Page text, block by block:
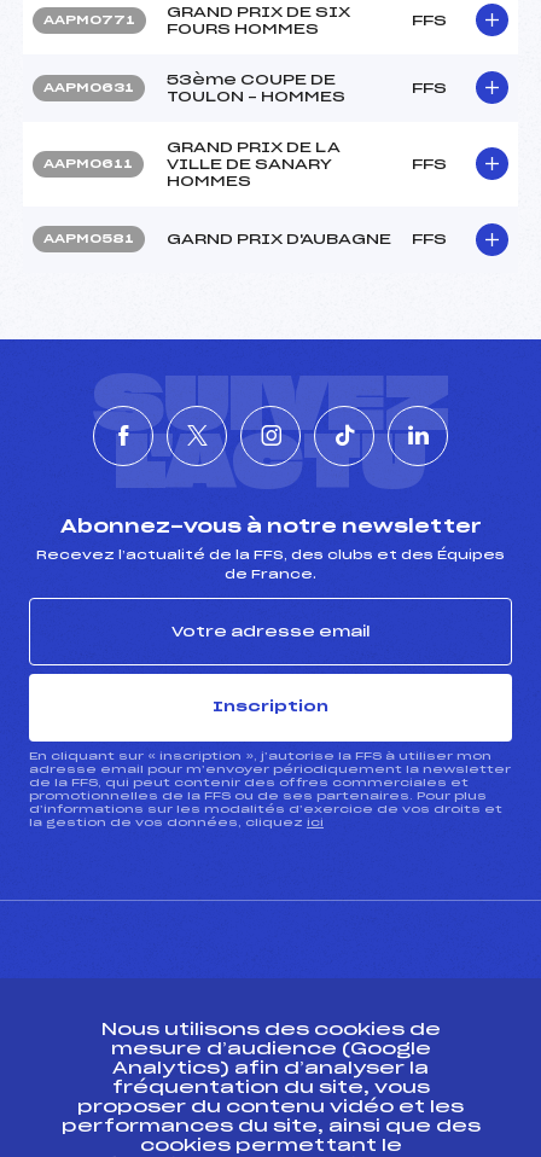
AAPM0771
GRAND PRIX DE SIX
FOURS HOMMES
FFS
AAPM0631
53ème COUPE DE
TOULON – HOMMES
FFS
AAPM0611
GRAND PRIX DE LA
VILLE DE SANARY
HOMMES
FFS
AAPM0581 GARND PRIX D'AUBAGNE FFS
SUIVEZ
L'ACTU
Abonnez-vous à notre newsletter
Recevez l’actualité de la FFS, des clubs et des Équipes
de France.
Inscription
En cliquant sur « inscription », j’autorise la FFS à utiliser mon
adresse email pour m’envoyer périodiquement la newsletter
de la FFS, qui peut contenir des offres commerciales et
promotionnelles de la FFS ou de ses partenaires. Pour plus
d’informations sur les modalités d’exercice de vos droits et
la gestion de vos données, cliquez ici
ESPACE PRESSE
Ressources
Pass’Neige
Nous utilisons des cookies de
mesure d’audience (Google
Analytics) afin d’analyser la
fréquentation du site, vous
proposer du contenu vidéo et les
performances du site, ainsi que des
cookies permettant le